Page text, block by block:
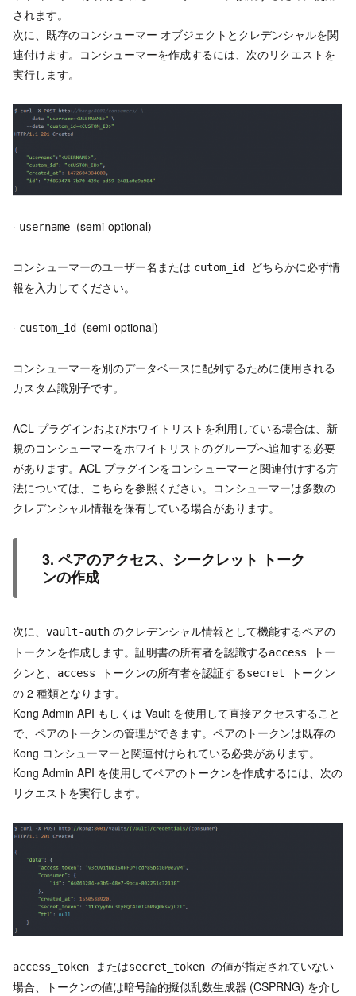
されます。
次に、既存のコンシューマー オブジェクトとクレデンシャルを関
連付けます。コンシューマーを作成するには、次のリクエストを
実行します。
· username (semi-optional)
コンシューマーのユーザー名または cutom_id
どちらかに必ず情
報を入力してください。
· custom_id (semi-optional)
コンシューマーを別のデータベースに配列するために使用される
カスタム識別子です。
ACL プラグインおよびホワイトリストを利用している場合は、新
規のコンシューマーをホワイトリストのグループへ追加する必要
があります。ACL プラグインをコンシューマーと関連付けする方
法については、こちらを参照ください。コンシューマーは多数の
クレデンシャル情報を保有している場合があります。
3. ペアのアクセス、シークレット トーク
ンの作成
次に、 vault-auth のクレデンシャル情報として機能するペアの
トークンを作成します。証明書の所有者を認識するaccess
トー
クンと、
access トークンの所有者を認証するsecret
トークン
の 2 種類となります。
Kong Admin API もしくは Vault を使用して直接アクセスすること
で、ペアのトークンの管理ができます。ペアのトークンは既存の
Kong コンシューマーと関連付けられている必要があります。
Kong Admin API を使用してペアのトークンを作成するには、次の
リクエストを実行します。
access_token またはsecret_token の値が指定されていない
場合、トークンの値は暗号論的擬似乱数生成器 (CSPRNG) を介し